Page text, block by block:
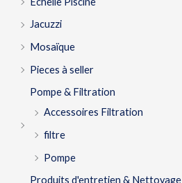
Jacuzzi
Mosaïque
Pieces à seller
Pompe & Filtration
Accessoires Filtration
filtre
Pompe
Produits d'entretien & Nettoyage